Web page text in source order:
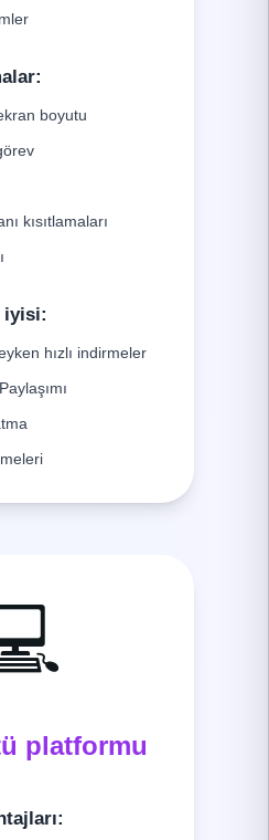
:
boyutu
kısıtlamaları
iyisi:
hızlı indirmeler
platformu
: